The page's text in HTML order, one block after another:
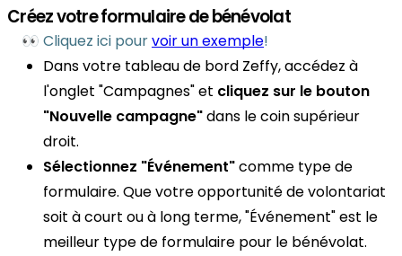
Créez votre formulaire de bénévolat
👀 Cliquez ici pourvoir un exemple!
Dans votre tableau de bord Zeffy, accédez à
l'onglet "Campagnes" et cliquez sur le bouton
"Nouvelle campagne"dans le coin supérieur
droit.
Sélectionnez "Événement"comme type de
formulaire. Que votre opportunité de volontariat
soit à court ou à long terme, "Événement" est le
meilleur type de formulaire pour le bénévolat.